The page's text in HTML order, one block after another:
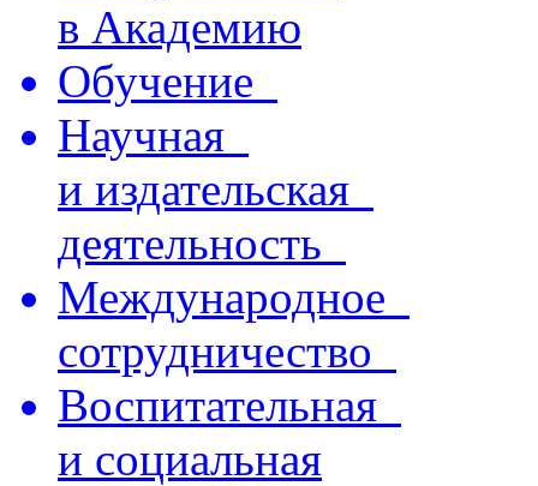
в Академию
Обучение
Научная
и издательская
деятельность
Международное
сотрудничество
Воспитательная
и социальная